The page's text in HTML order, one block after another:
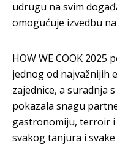
udrugu na svim
omogućuje izvedbu
HOW WE COOK
jednog od najvažnijih
zajednice, a suradnja
pokazala snagu
gastronomiju, terroir i
svakog tanjura i svake